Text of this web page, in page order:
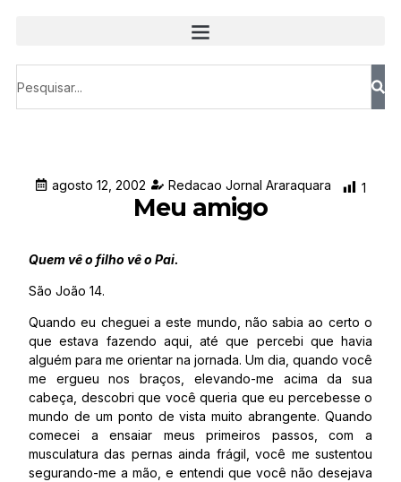
agosto 12, 2002 Redacao Jornal Araraquara 1
Meu amigo
Quem vê o filho vê o Pai.
São João 14.
Quando eu cheguei a este mundo, não sabia ao certo o
que estava fazendo aqui, até que percebi que havia
alguém para me orientar na jornada. Um dia, quando você
me ergueu nos braços, elevando-me acima da sua
cabeça, descobri que você queria que eu percebesse o
mundo de um ponto de vista muito abrangente. Quando
comecei a ensaiar meus primeiros passos, com a
musculatura das pernas ainda frágil, você me sustentou
segurando-me a mão, e entendi que você não desejava